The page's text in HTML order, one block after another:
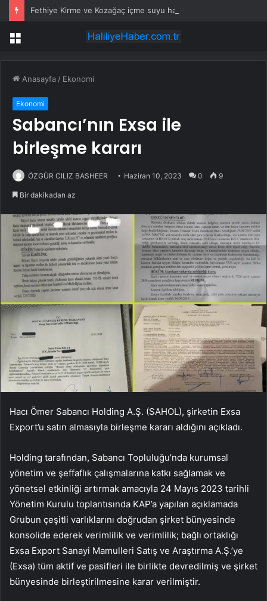
Fethiye Kirme ve Kozağaç içme suyu hatları yenileniyor
Menü
Anasayfa / Ekonomi
Ekonomi
Sabancı’nın Exsa ile
birleşme kararı
ÖZGÜR CILIZ BASHEER Haziran 10, 2023 0 9
Bir dakikadan az
Hacı Ömer Sabancı Holding A.Ş. (SAHOL), şirketin Exsa
Export’u satın almasıyla birleşme kararı aldığını açıkladı.
Holding tarafından, Sabancı Topluluğu’nda kurumsal
yönetim ve şeffaflık çalışmalarına katkı sağlamak ve
yönetsel etkinliği artırmak amacıyla 24 Mayıs 2023 tarihli
Yönetim Kurulu toplantısında KAP’a yapılan açıklamada
Grubun çeşitli varlıklarını doğrudan şirket bünyesinde
konsolide ederek verimlilik ve verimlilik; bağlı ortaklığı
Exsa Export Sanayi Mamulleri Satış ve Araştırma A.Ş.’ye
(Exsa) tüm aktif ve pasifleri ile birlikte devredilmiş ve şirket
bünyesinde birleştirilmesine karar verilmiştir.